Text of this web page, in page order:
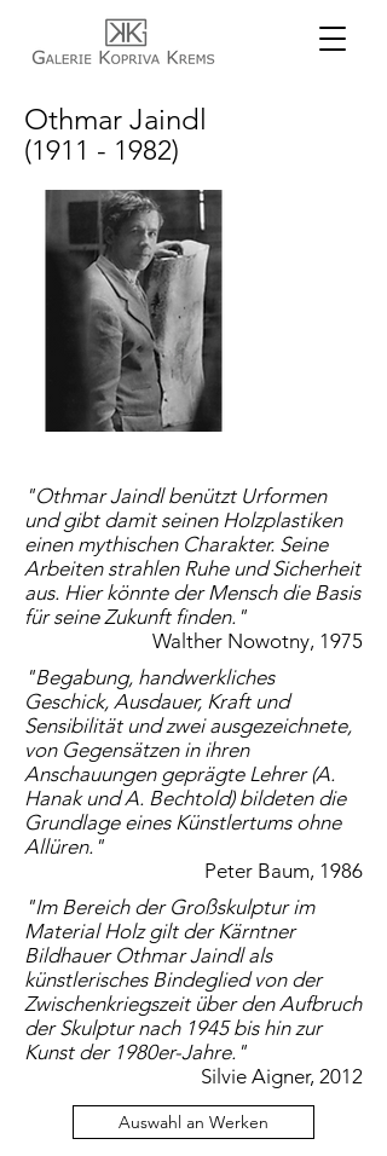
Othmar Jaindl
(1911 - 1982)
"Othmar Jaindl benützt Urformen
und gibt damit seinen Holzplastiken
einen mythischen Charakter. Seine
Arbeiten strahlen Ruhe und Sicherheit
aus. Hier könnte der Mensch die Basis
für seine Zukunft finden."
Walther Nowotny, 1975
"Begabung, handwerkliches
Geschick, Ausdauer, Kraft und
Sensibilität und zwei ausgezeichnete,
von Gegensätzen in ihren
Anschauungen geprägte Lehrer (A.
Hanak und A. Bechtold) bildeten die
Grundlage eines Künstlertums ohne
Allüren."
Peter Baum, 1986
"Im Bereich der Großskulptur im
Material Holz gilt der Kärntner
Bildhauer Othmar Jaindl als
künstlerisches Bindeglied von der
Zwischenkriegszeit über den Aufbruch
der Skulptur nach 1945 bis hin zur
Kunst der 1980er-Jahre."
Silvie Aigner, 2012
Auswahl an Werken